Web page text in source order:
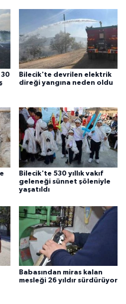
30
Bilecik'te devrilen elektrik
direği yangına neden oldu
Bilecik'te 530 yıllık vakıf
geleneği sünnet şöleniyle
yaşatıldı
Babasından miras kalan
mesleği 26 yıldır sürdürüyor